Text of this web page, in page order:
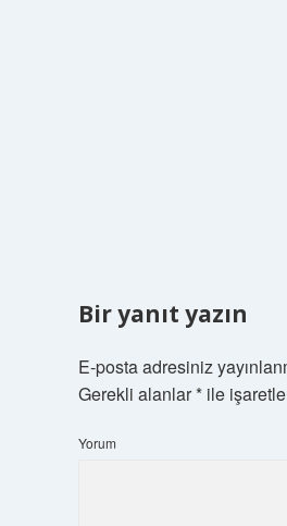
Bir yanıt yazın
E-posta adresiniz
Gerekli alanlar*ile
Yorum